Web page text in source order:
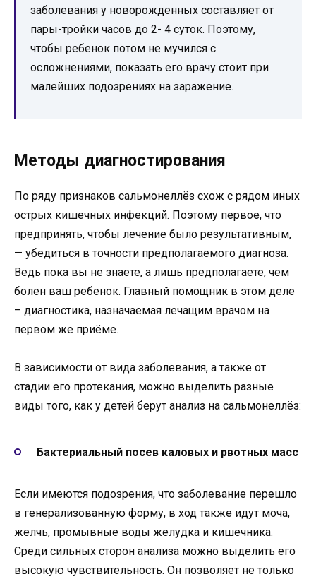
заболевания у новорожденных составляет от
пары-тройки часов до 2- 4 суток. Поэтому,
чтобы ребенок потом не мучился с
осложнениями, показать его врачу стоит при
малейших подозрениях на заражение.
Методы диагностирования
По ряду признаков сальмонеллёз схож с рядом иных
острых кишечных инфекций. Поэтому первое, что
предпринять, чтобы лечение было результативным,
— убедиться в точности предполагаемого диагноза.
Ведь пока вы не знаете, а лишь предполагаете, чем
болен ваш ребенок. Главный помощник в этом деле
– диагностика, назначаемая лечащим врачом на
первом же приёме.
В зависимости от вида заболевания, а также от
стадии его протекания, можно выделить разные
виды того, как у детей берут анализ на сальмонеллёз:
Бактериальный посев каловых и рвотных масс
Если имеются подозрения, что заболевание перешло
в генерализованную форму, в ход также идут моча,
желчь, промывные воды желудка и кишечника.
Среди сильных сторон анализа можно выделить его
высокую чувствительность. Он позволяет не только